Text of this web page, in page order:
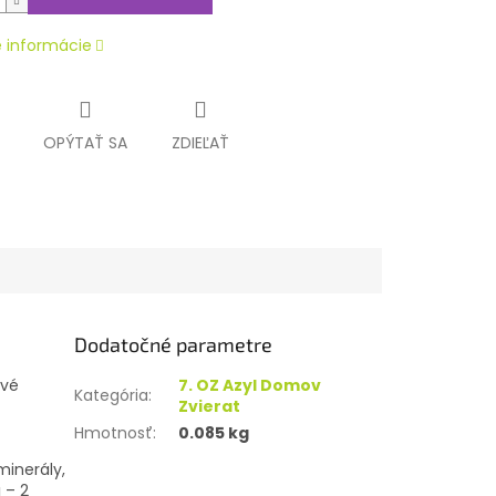
informácie
OPÝTAŤ SA ZDIEĽAŤ
– 2
Dodatočné parametre
Kategória:
7. OZ Azyl Domov
Zvierat
Hmotnosť: 0.085 kg